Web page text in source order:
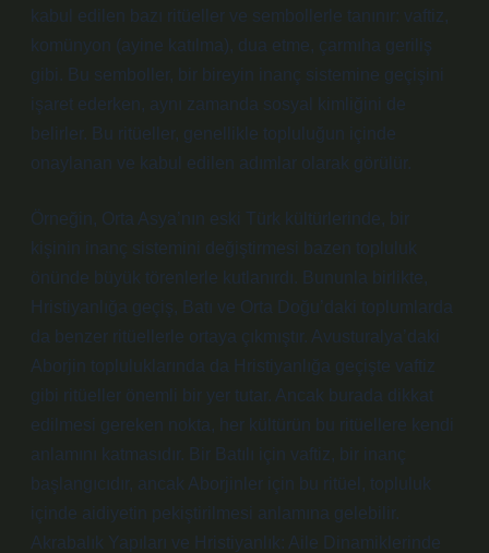
kabul edilen bazı ritüeller ve sembollerle tanınır: vaftiz,
komünyon (ayine katılma), dua etme, çarmıha geriliş
gibi. Bu semboller, bir bireyin inanç sistemine geçişini
işaret ederken, aynı zamanda sosyal kimliğini de
belirler. Bu ritüeller, genellikle topluluğun içinde
onaylanan ve kabul edilen adımlar olarak görülür.
Örneğin, Orta Asya’nın eski Türk kültürlerinde, bir
kişinin inanç sistemini değiştirmesi bazen topluluk
önünde büyük törenlerle kutlanırdı. Bununla birlikte,
Hristiyanlığa geçiş, Batı ve Orta Doğu’daki toplumlarda
da benzer ritüellerle ortaya çıkmıştır. Avusturalya’daki
Aborjin topluluklarında da Hristiyanlığa geçişte vaftiz
gibi ritüeller önemli bir yer tutar. Ancak burada dikkat
edilmesi gereken nokta, her kültürün bu ritüellere kendi
anlamını katmasıdır. Bir Batılı için vaftiz, bir inanç
başlangıcıdır, ancak Aborjinler için bu ritüel, topluluk
içinde aidiyetin pekiştirilmesi anlamına gelebilir.
Akrabalık Yapıları ve Hristiyanlık: Aile Dinamiklerinde